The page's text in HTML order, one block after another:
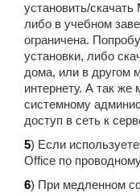
установить/скачать
либо в учебном
ограничена.
установки, либо
дома, или в другом
интернету. А так же
системному
доступ в сеть к
5) Если
Office по
6) При медленном